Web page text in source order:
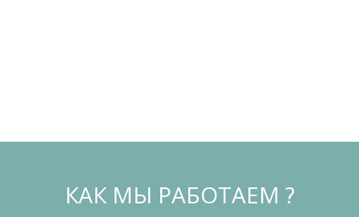
КАК МЫ РАБОТАЕМ ?